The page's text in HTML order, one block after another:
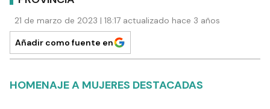
21 de marzo de 2023 | 18:17 actualizado hace 3 años
Añadir como fuente en
HOMENAJE A MUJERES DESTACADAS